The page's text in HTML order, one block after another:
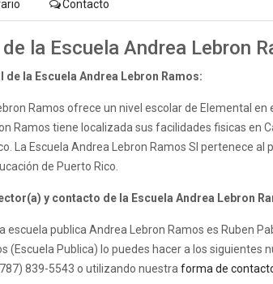
Contacto
la Escuela Andrea Lebron
de la Escuela Andrea Lebron Ramos:
Ramos ofrece un nivel escolar de Elemental en
Ramos tiene localizada sus facilidades fisicas en
La Escuela Andrea Lebron Ramos SI pertenece al
de Puerto Rico.
y contacto de la Escuela Andrea Lebron
escuela publica Andrea Lebron Ramos es Ruben
(Escuela Publica) lo puedes hacer a los siguientes
839-5543 o utilizando nuestra forma de